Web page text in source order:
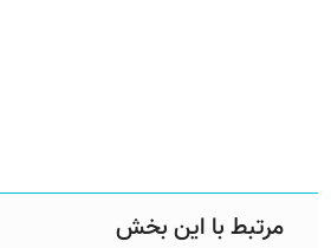
مرتبط با این بخش